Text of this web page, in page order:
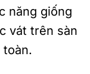
năng giống
vát trên sàn
toàn.